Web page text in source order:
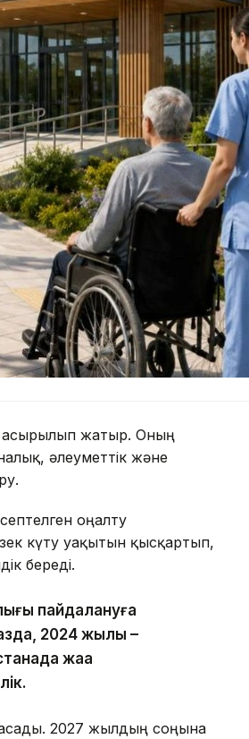
жатыр. Оның
әлеуметтік және
оңалту
күту уақытын қысқартып,
береді.
пайдалануға
2024 жылы –
жаңа
2027 жылдың соңына